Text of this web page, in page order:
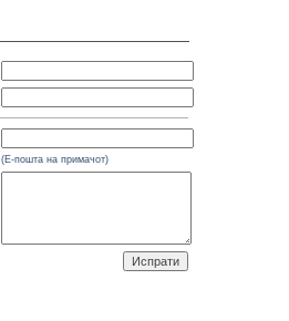
(Е-пошта на примачот)